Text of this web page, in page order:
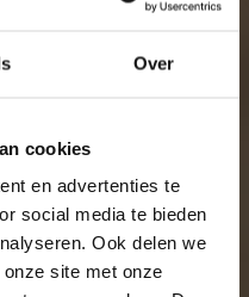
Over
cookies
en advertenties te
social media te bieden
Ook delen we
site met onze